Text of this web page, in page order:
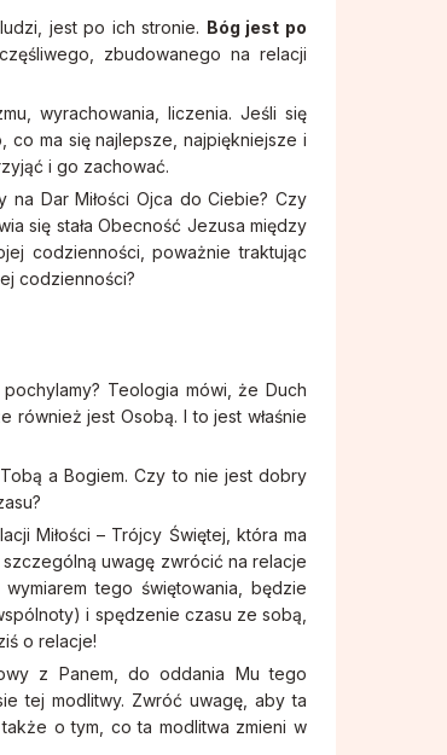
jest po ich stronie. Bóg jest po
zbudowanego na relacji
wyrachowania, liczenia. Jeśli się
ma się najlepsze, najpiękniejsze i
i go zachować.
Dar Miłości Ojca do Ciebie? Czy
się stała Obecność Jezusa między
codzienności, poważnie traktując
codzienności?
Teologia mówi, że Duch
również jest Osobą. I to jest właśnie
a Bogiem. Czy to nie jest dobry
Miłości – Trójcy Świętej, która ma
uwagę zwrócić na relacje
tego świętowania, będzie
i spędzenie czasu ze sobą,
o relacje!
z Panem, do oddania Mu tego
tej modlitwy. Zwróć uwagę, aby ta
o tym, co ta modlitwa zmieni w